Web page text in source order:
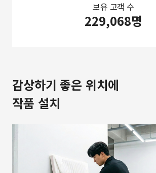
보유 고객 수
229,068명
감상하기 좋은 위치에
작품 설치